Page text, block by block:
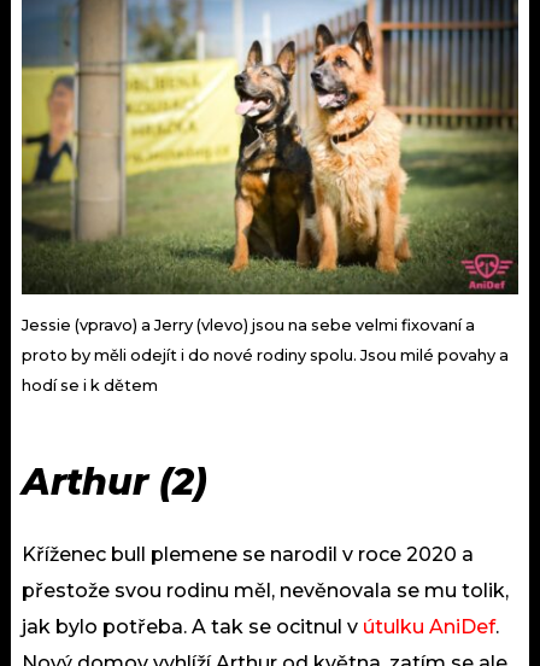
Jessie (vpravo) a Jerry (vlevo) jsou na sebe velmi fixovaní a
proto by měli odejít i do nové rodiny spolu. Jsou milé povahy a
hodí se i k dětem
Arthur(2)
Kříženec bull plemene se narodil v roce 2020 a
přestože svou rodinu měl, nevěnovala se mu tolik,
jak bylo potřeba. A tak se ocitnul v útulku AniDef.